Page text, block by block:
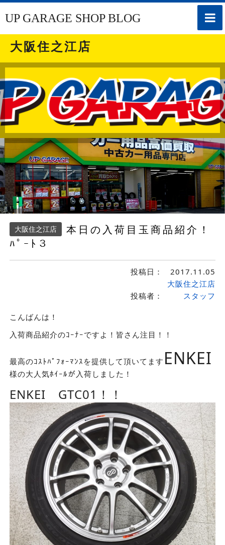
toggle
UP GARAGE SHOP BLOG
大阪住之江店
大阪住之江店
本日の入荷目玉商品紹介！
ﾊﾟｰﾄ３
投稿日： 2017.11.05
投稿者：
大阪住之江店
スタッフ
こんばんは！
入荷商品紹介のｺｰﾅｰですよ！皆さん注目！！
最高のｺｽﾄﾊﾟﾌｫｰﾏﾝｽを提供して頂いてます ENKEI
様の大人気ﾎｲｰﾙが入荷しました！
ENKEI GTC01！！